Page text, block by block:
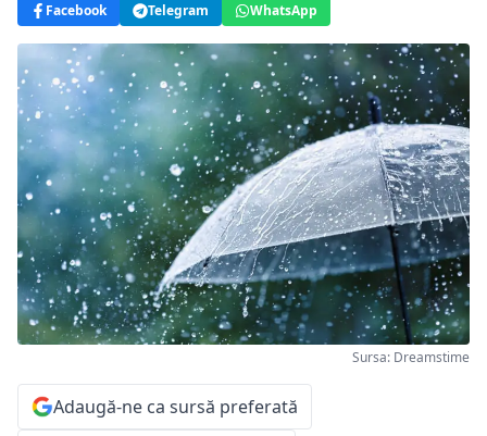
Facebook Telegram WhatsApp
Sursa: Dreamstime
Adaugă-ne ca sursă preferată